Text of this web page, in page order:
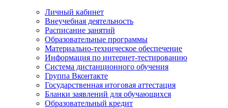
Личный кабинет
Внеучебная деятельность
Расписание занятий
Образовательные программы
Материально-техническое обеспечение
Информация по интернет-тестированию
Система дистанционного обучения
Группа Вконтакте
Государственная итоговая аттестация
Бланки заявлений для обучающихся
Образовательный кредит